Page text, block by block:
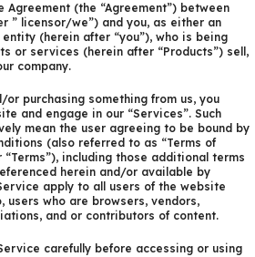
Agreement (the “Agreement”) between
” licensor/we”) and you, as either an
(herein after “you”), who is being
or services (herein after “Products”) sell,
company.
purchasing something from us, you
and engage in our “Services”. Such
mean the user agreeing to be bound by
(also referred to as “Terms of
“Terms”), including those additional terms
herein and/or available by
apply to all users of the website
users who are browsers, vendors,
and or contributors of content.
carefully before accessing or using